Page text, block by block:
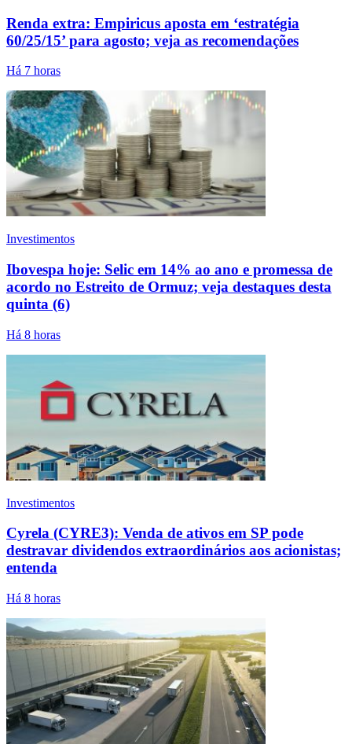
Renda extra: Empiricus aposta em ‘estratégia
60/25/15’ para agosto; veja as recomendações
Há 7 horas
Investimentos
Ibovespa hoje: Selic em 14% ao ano e promessa de
acordo no Estreito de Ormuz; veja destaques desta
quinta (6)
Há 8 horas
Investimentos
Cyrela (CYRE3): Venda de ativos em SP pode
destravar dividendos extraordinários aos acionistas;
entenda
Há 8 horas